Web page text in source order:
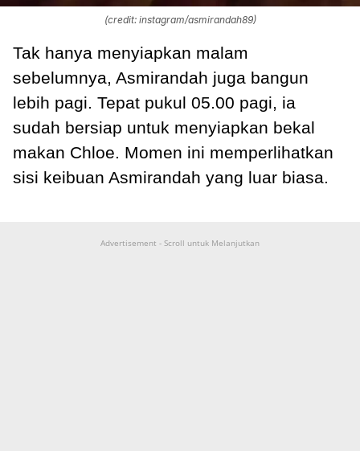
(credit: instagram/asmirandah89)
Tak hanya menyiapkan malam
sebelumnya, Asmirandah juga bangun
lebih pagi. Tepat pukul 05.00 pagi, ia
sudah bersiap untuk menyiapkan bekal
makan Chloe. Momen ini memperlihatkan
sisi keibuan Asmirandah yang luar biasa.
Advertisement - Scroll untuk Melanjutkan